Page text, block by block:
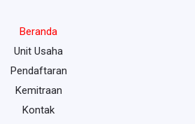
Beranda
Unit Usaha
Pendaftaran
Kemitraan
Kontak